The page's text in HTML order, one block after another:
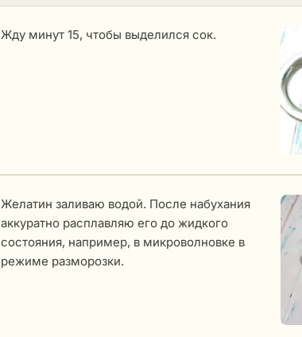
Жду минут 15, чтобы выделился сок.
Желатин заливаю водой. После набухания
аккуратно расплавляю его до жидкого
состояния, например, в микроволновке в
режиме разморозки.